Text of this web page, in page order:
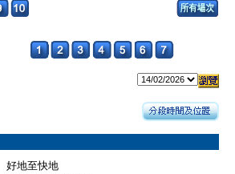
好地至快地